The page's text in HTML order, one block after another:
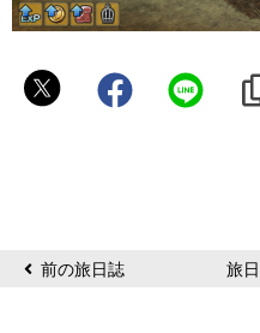
ア
前の旅日誌 旅